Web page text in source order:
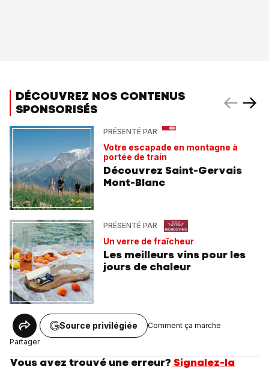
DÉCOUVREZ NOS CONTENUS
SPONSORISÉS
PRÉSENTÉ PAR
Votre escapade en montagne à
portée de train
Découvrez Saint-Gervais
Mont-Blanc
PRÉSENTÉ PAR
Un verre de fraîcheur
Les meilleurs vins pour les
jours de chaleur
Partager
Source privilégiée Comment ça marche
Vous avez trouvé une erreur? Signalez-la